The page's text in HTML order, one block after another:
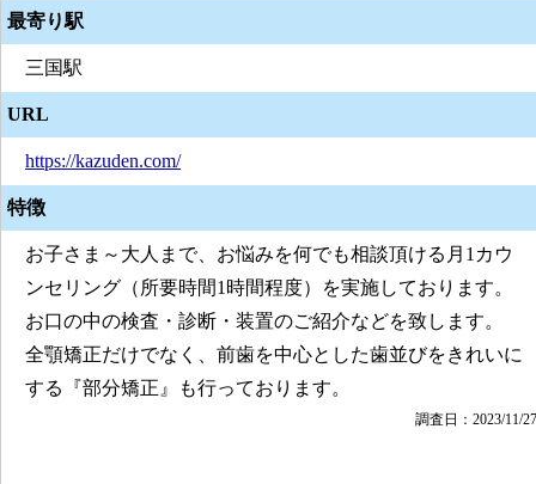
最寄り駅
三国駅
URL
https://kazuden.com/
特徴
お子さま～大人まで、お悩みを何でも相談頂ける月1カウ
ンセリング（所要時間1時間程度）を実施しております。
お口の中の検査・診断・装置のご紹介などを致します。
全顎矯正だけでなく、前歯を中心とした歯並びをきれいに
する『部分矯正』も行っております。
調査日：2023/11/27